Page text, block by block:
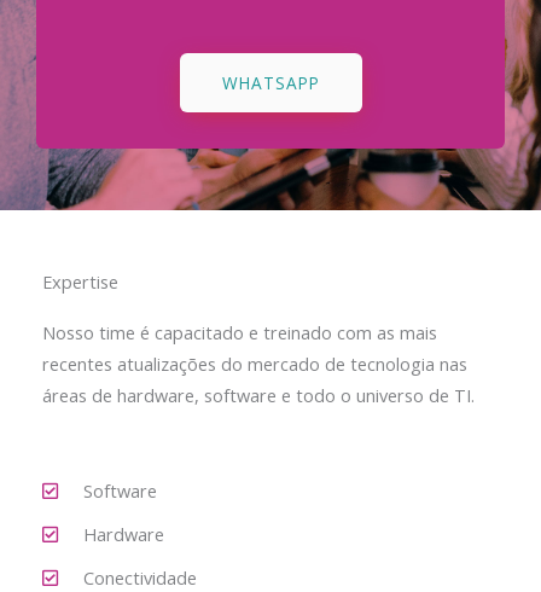
WHATSAPP
Expertise
Nosso time é capacitado e treinado com as mais
recentes atualizações do mercado de tecnologia nas
áreas de hardware, software e todo o universo de TI.
Software
Hardware
Conectividade